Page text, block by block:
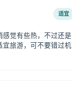
适宜
感觉有些热，不过还是
宜旅游，可不要错过机